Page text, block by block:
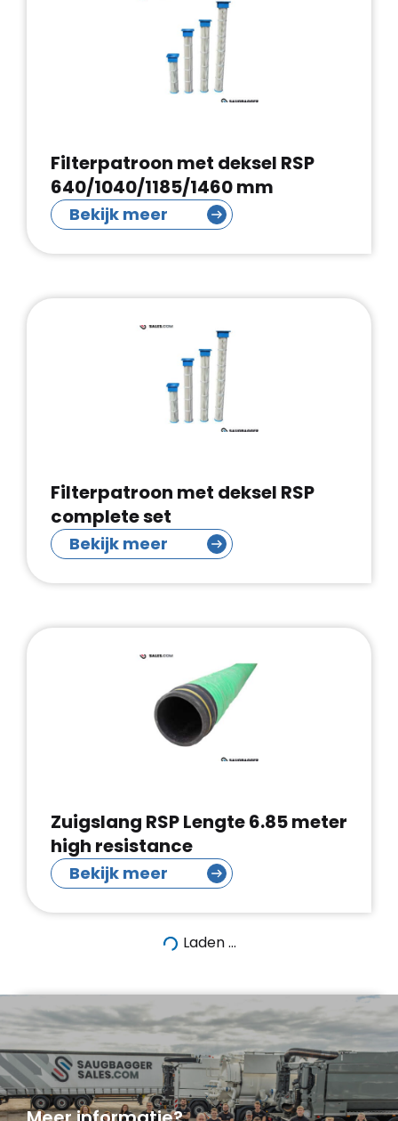
Filterpatroon met deksel RSP
640/1040/1185/1460 mm
Bekijk meer
Filterpatroon met deksel RSP
complete set
Bekijk meer
Zuigslang RSP Lengte 6.85 meter
high resistance
Bekijk meer
Laden ...